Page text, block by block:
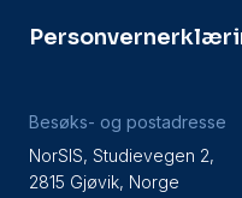
Besøks- og postadresse
NorSIS, Studievegen 2,
2815 Gjøvik, Norge